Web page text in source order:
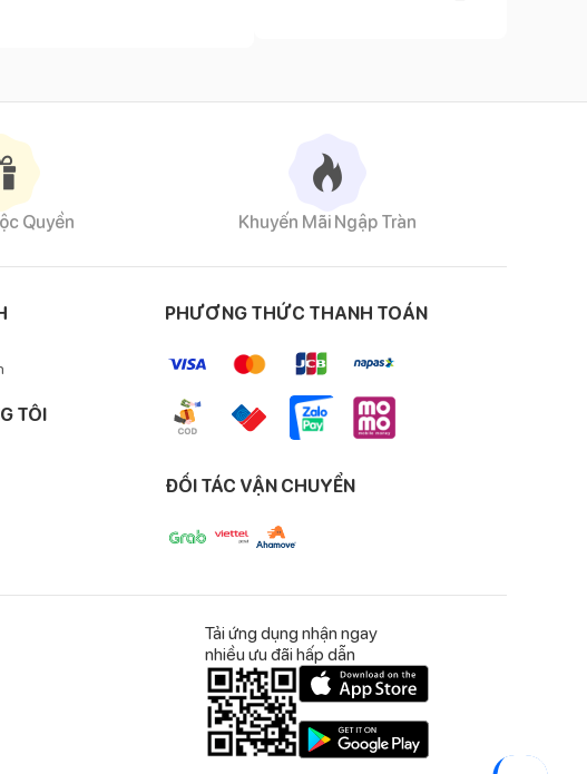
da mỏng manh của bé. Yếm
cộm gây ngứa rát.
áo của bé trong bữa ăn.
hoạt động của bé.
có bữa ăn thật ngon miệng.
Quyền Khuyến Mãi Ngập Tràn
TÔI
PHƯƠNG THỨC THANH TOÁN
ĐỐI TÁC VẬN CHUYỂN
Tải ứng dụng nhận ngay
nhiều ưu đãi hấp dẫn